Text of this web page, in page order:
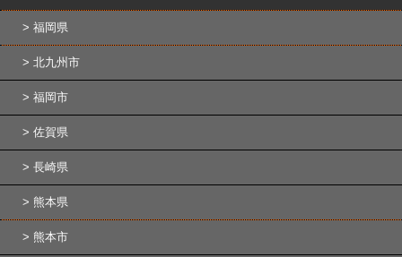
福岡県
北九州市
福岡市
佐賀県
長崎県
熊本県
熊本市